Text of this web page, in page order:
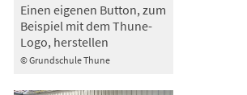
© Grundschule Thune
Einen eigenen Button, zum
Beispiel mit dem Thune-
Logo, herstellen